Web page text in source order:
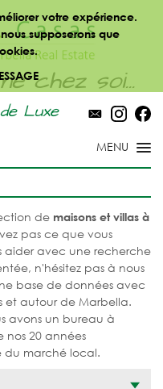
votre expérience.
supposerons que
chez soi...
Luxe
de maisons et villas à
pas ce que vous
aider avec une recherche
n'hésitez pas à nous
base de données avec
et autour de Marbella.
avons un bureau à
nos 20 années
du marché local.